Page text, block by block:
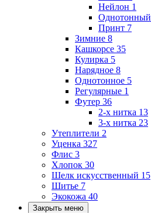
Нейлон 1
Однотонный
Принт 7
Зимние 8
Кашкорсе 35
Кулирка 5
Нарядное 8
Однотонное 5
Регулярные 1
Футер 36
2-х нитка 13
3-х нитка 23
Утеплители 2
Уценка 327
Флис 3
Хлопок 30
Шелк искусственный 15
Шитье 7
Экокожа 40
Закрыть меню